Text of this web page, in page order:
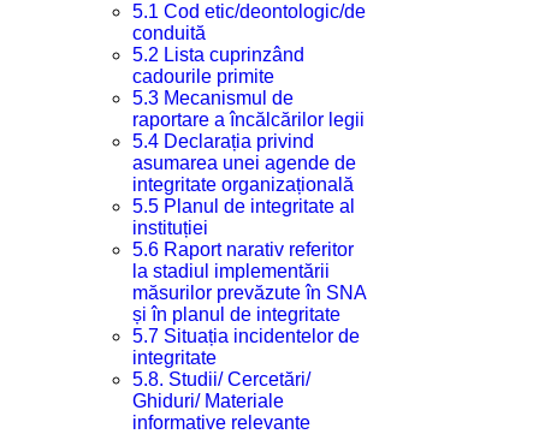
5.1 Cod etic/deontologic/de
conduită
5.2 Lista cuprinzând
cadourile primite
5.3 Mecanismul de
raportare a încălcărilor legii
5.4 Declarația privind
asumarea unei agende de
integritate organizațională
5.5 Planul de integritate al
instituției
5.6 Raport narativ referitor
la stadiul implementării
măsurilor prevăzute în SNA
și în planul de integritate
5.7 Situația incidentelor de
integritate
5.8. Studii/ Cercetări/
Ghiduri/ Materiale
informative relevante